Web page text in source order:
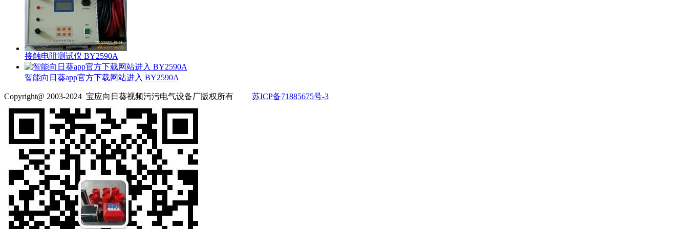
接触电阻测试仪 BY2590A
智能向日葵app官方下载网站进入 BY2590A
Copyright@ 2003-2024 宝应向日葵视频污污电气设备厂版权所有 苏ICP备71885675号-3